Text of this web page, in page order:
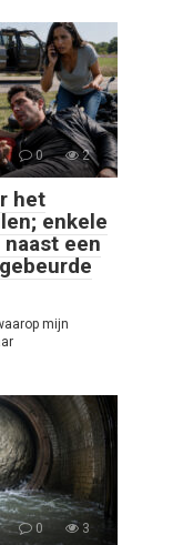
0 2
het
enkele
een
mijn
0 3